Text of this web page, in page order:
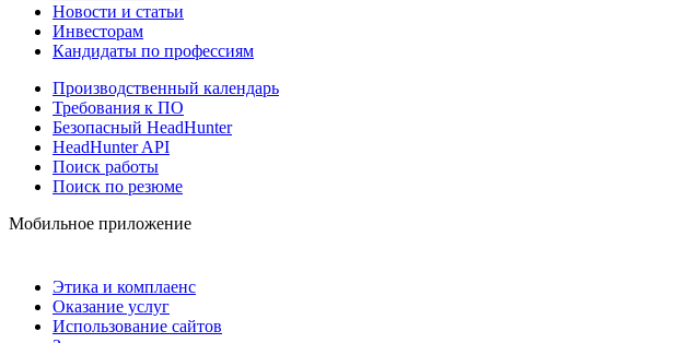
Новости и статьи
Инвесторам
Кандидаты по профессиям
Производственный календарь
Требования к ПО
Безопасный HeadHunter
HeadHunter API
Поиск работы
Поиск по резюме
Мобильное приложение
Этика и комплаенс
Оказание услуг
Использование сайтов